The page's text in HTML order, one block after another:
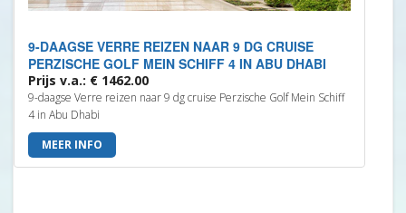
9-DAAGSE VERRE REIZEN NAAR 9 DG CRUISE
PERZISCHE GOLF MEIN SCHIFF 4 IN ABU DHABI
Prijs v.a.: € 1462.00
9-daagse Verre reizen naar 9 dg cruise Perzische Golf Mein Schiff
4 in Abu Dhabi
MEER INFO